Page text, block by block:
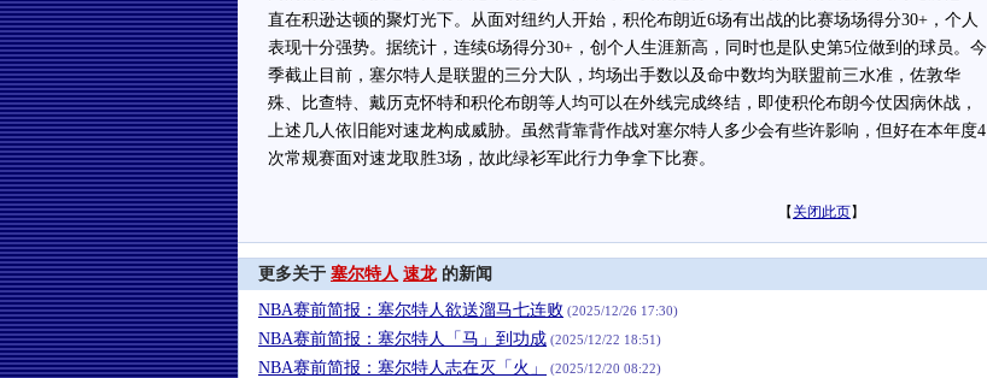
直在积逊达顿的聚灯光下。从面对纽约人开始，积伦布朗近6场有出战的比赛场场得分30+，个人
表现十分强势。据统计，连续6场得分30+，创个人生涯新高，同时也是队史第5位做到的球员。今
季截止目前，塞尔特人是联盟的三分大队，均场出手数以及命中数均为联盟前三水准，佐敦华
殊、比查特、戴历克怀特和积伦布朗等人均可以在外线完成终结，即使积伦布朗今仗因病休战，
上述几人依旧能对速龙构成威胁。虽然背靠背作战对塞尔特人多少会有些许影响，但好在本年度4
次常规赛面对速龙取胜3场，故此绿衫军此行力争拿下比赛。
【 关闭此页】
更多关于 塞尔特人 速龙的新闻
NBA赛前简报：塞尔特人欲送溜马七连败 (2025/12/26 17:30)
NBA赛前简报：塞尔特人「马」到功成 (2025/12/22 18:51)
NBA赛前简报：塞尔特人志在灭「火」 (2025/12/20 08:22)